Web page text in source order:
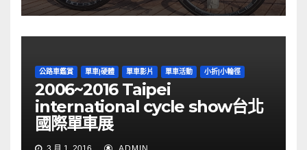
公路車鑑賞 單車|硬體 單車影片 單車活動 小折|小輪徑
2006~2016 Taipei
international cycle show台北
國際單車展